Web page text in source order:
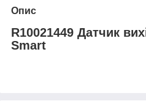
Опис
R10021449 Датчик
Smart